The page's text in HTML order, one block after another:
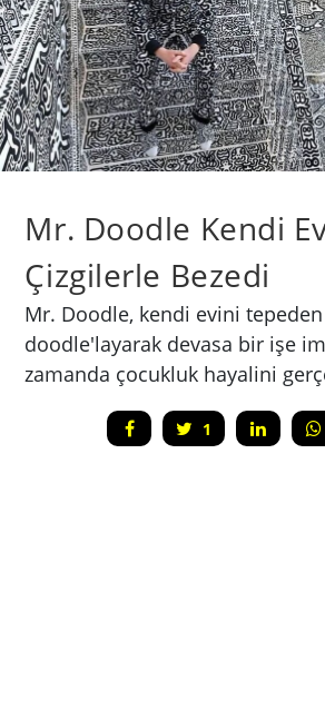
Mr. Doodle Kendi
Çizgilerle Bezedi
Mr. Doodle, kendi evini tepeden
doodle'layarak devasa bir işe
zamanda çocukluk hayalini
1